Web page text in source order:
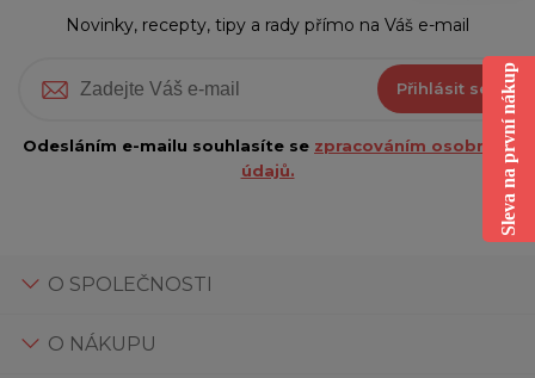
Novinky, recepty, tipy a rady přímo na Váš e-mail
Přihlásit se
Odesláním e-mailu souhlasíte se zpracováním osobních
údajů.
O SPOLEČNOSTI
O NÁKUPU
Sleva na první nákup